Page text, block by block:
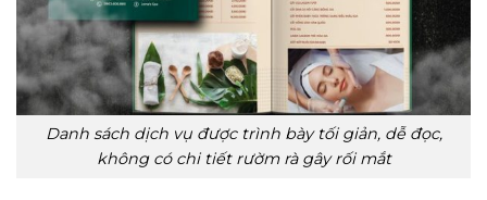
Danh sách dịch vụ được trình bày tối giản, dễ đọc,
không có chi tiết rườm rà gây rối mắt